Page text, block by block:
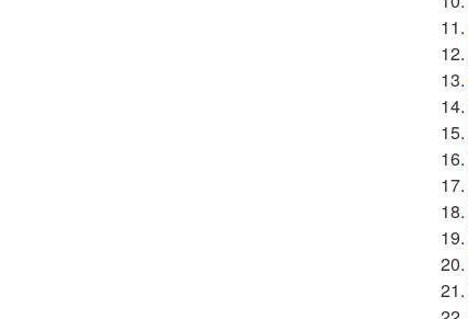
11.
12.
13.
14.
15.
16.
17.
18.
19.
20.
21.